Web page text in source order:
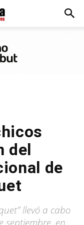
del
de
llevó a cabo